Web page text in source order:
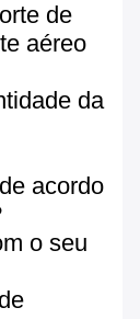
de
aéreo
da
acordo
o seu